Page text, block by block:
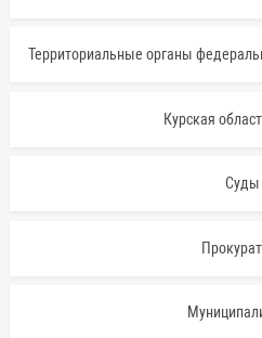
Территориальные органы
Курская
Суды